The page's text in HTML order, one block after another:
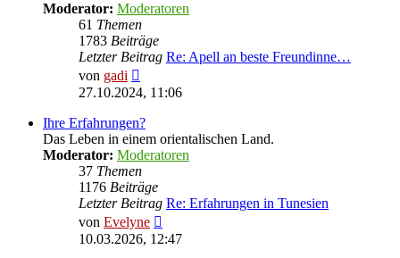
Moderator: Moderatoren
61 Themen
1783 Beiträge
Letzter Beitrag Re: Apell an beste Freundinne…
von gadi
Beitrag
27.10.2024, 11:06
Ihre Erfahrungen?
Das Leben in einem orientalischen Land.
Moderator: Moderatoren
37 Themen
1176 Beiträge
Letzter Beitrag Re: Erfahrungen in Tunesien
von Evelyne
Beitrag
10.03.2026, 12:47